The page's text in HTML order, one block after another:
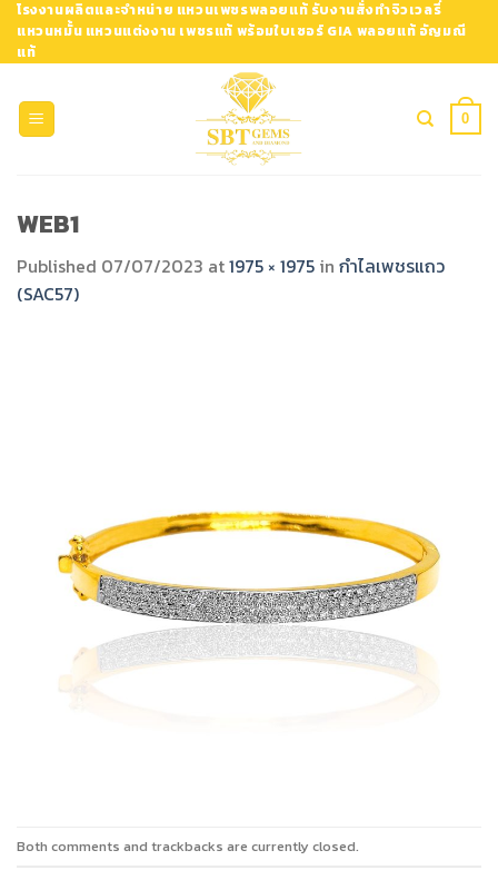
Skip
content
โรงงานผลิตและจำหน่าย แหวนเพชรพลอยแท้ รับงานสั่งทำจิวเวลรี่
แหวนหมั้น แหวนแต่งงาน เพชรแท้ พร้อมใบเซอร์ GIA พลอยแท้ อัญมณี
แท้
0
WEB1
Published 07/07/2023 at1975 × 1975 in กำไลเพชรแถว
(SAC57)
Both comments and trackbacks are currently closed.